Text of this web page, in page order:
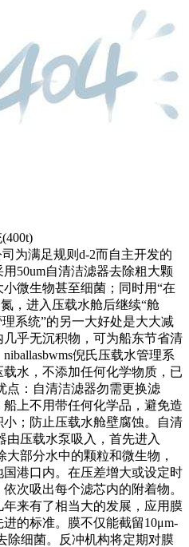
为满足规则d-2而自主开发的
50um自清洁滤器去除粗大颗
微生物甚至细菌；同时用“在
，进入压载水舱后继续“舱
系统”的另一大好处是大大减
乎无沉积物，可为船东节省清
倪氏压载水管理系
水，不添加任何化学物质，已
点：自清洁滤器勿需更换滤
上不用带任何化学品，避免造
；防止压载水舱壁腐蚀。自清
由压载水泵吸入，首先进入
大部分水中的颗粒和微生物，
港口内。在压差增大或设定时
次吸出每个滤芯内的附着物。
来有了相当大的发展，应用膜
的标准。膜不仅能截留10μm-
除细菌。反冲机构将定期对膜